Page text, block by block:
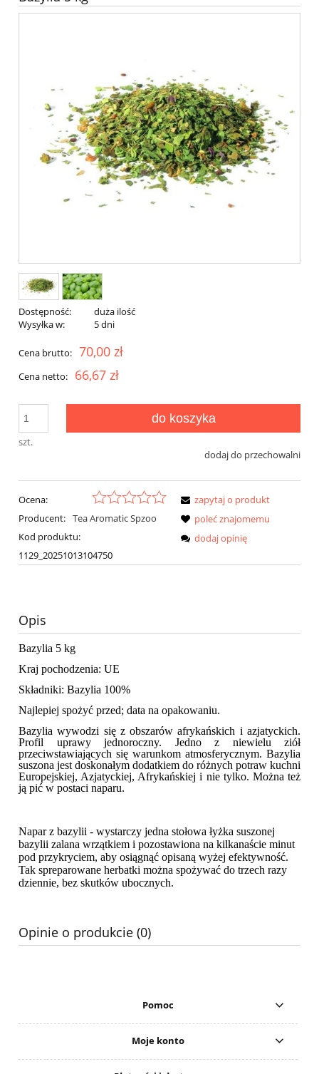
Dostępność:
duża ilość
Wysyłka w:
5 dni
Cena brutto: 70,00 zł
Cena netto: 66,67 zł
szt.
do koszyka
dodaj do przechowalni
Ocena:
Producent: Tea Aromatic Spzoo
Kod produktu:
1129_20251013104750
zapytaj o produkt
poleć znajomemu
dodaj opinię
Opis
Bazylia 5 kg
Kraj pochodzenia: UE
Składniki: Bazylia 100%
Najlepiej spożyć przed; data na opakowaniu.
Bazylia wywodzi się z obszarów afrykańskich i azjatyckich.
Profil uprawy jednoroczny. Jedno z niewielu ziół
przeciwstawiających się warunkom atmosferycznym. Bazylia
suszona jest doskonałym dodatkiem do różnych potraw kuchni
Europejskiej, Azjatyckiej, Afrykańskiej i nie tylko. Można też
ją pić w postaci naparu.
Napar z bazylii - wystarczy jedna stołowa łyżka suszonej
bazylii zalana wrzątkiem i pozostawiona na kilkanaście minut
pod przykryciem, aby osiągnąć opisaną wyżej efektywność.
Tak spreparowane herbatki można spożywać do trzech razy
dziennie, bez skutków ubocznych.
Opinie o produkcie (0)
Pomoc
Moje konto